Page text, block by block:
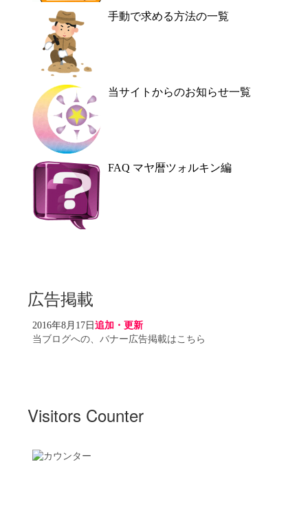
手動で求める方法の一覧
当サイトからのお知らせ一覧
FAQ マヤ暦ツォルキン編
広告掲載
2016年8月17日追加・更新
当ブログへの、バナー広告掲載はこちら
Visitors Counter